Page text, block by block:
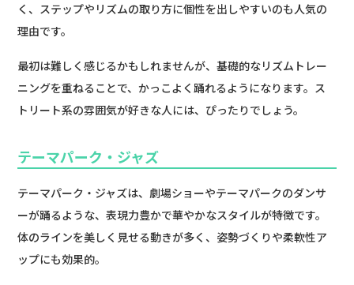
く、ステップやリズムの取り方に個性を出しやすいのも人気の
理由です。
最初は難しく感じるかもしれませんが、基礎的なリズムトレー
ニングを重ねることで、かっこよく踊れるようになります。ス
トリート系の雰囲気が好きな人には、ぴったりでしょう。
テーマパーク・ジャズ
テーマパーク・ジャズは、劇場ショーやテーマパークのダンサ
ーが踊るような、表現力豊かで華やかなスタイルが特徴です。
体のラインを美しく見せる動きが多く、姿勢づくりや柔軟性ア
ップにも効果的。